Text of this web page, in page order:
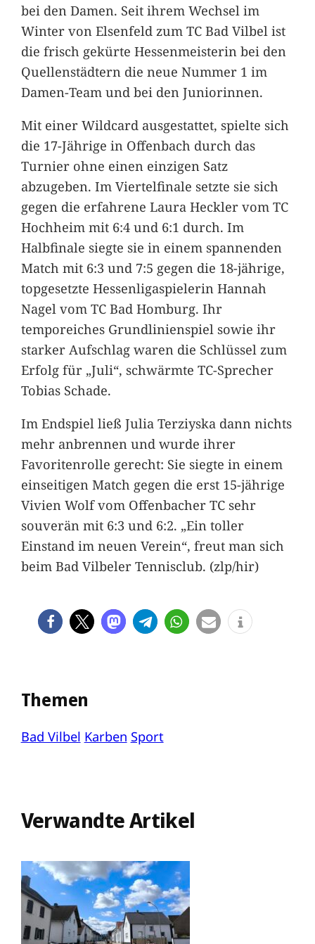
bei den Damen. Seit ihrem Wechsel im
Winter von Elsenfeld zum TC Bad Vilbel ist
die frisch gekürte Hessenmeisterin bei den
Quellenstädtern die neue Nummer 1 im
Damen-Team und bei den Juniorinnen.
Mit einer Wildcard ausgestattet, spielte sich
die 17-Jährige in Offenbach durch das
Turnier ohne einen einzigen Satz
abzugeben. Im Viertelfinale setzte sie sich
gegen die erfahrene Laura Heckler vom TC
Hochheim mit 6:4 und 6:1 durch. Im
Halbfinale siegte sie in einem spannenden
Match mit 6:3 und 7:5 gegen die 18-jährige,
topgesetzte Hessenligaspielerin Hannah
Nagel vom TC Bad Homburg. Ihr
temporeiches Grundlinienspiel sowie ihr
starker Aufschlag waren die Schlüssel zum
Erfolg für „Juli“, schwärmte TC-Sprecher
Tobias Schade.
Im Endspiel ließ Julia Terziyska dann nichts
mehr anbrennen und wurde ihrer
Favoritenrolle gerecht: Sie siegte in einem
einseitigen Match gegen die erst 15-jährige
Vivien Wolf vom Offenbacher TC sehr
souverän mit 6:3 und 6:2. „Ein toller
Einstand im neuen Verein“, freut man sich
beim Bad Vilbeler Tennisclub. (zlp/hir)
Themen
Bad Vilbel Karben Sport
Verwandte Artikel